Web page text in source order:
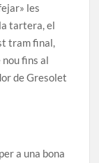
les
tartera, el
tram final,
fins al
de Gresolet
a una bona